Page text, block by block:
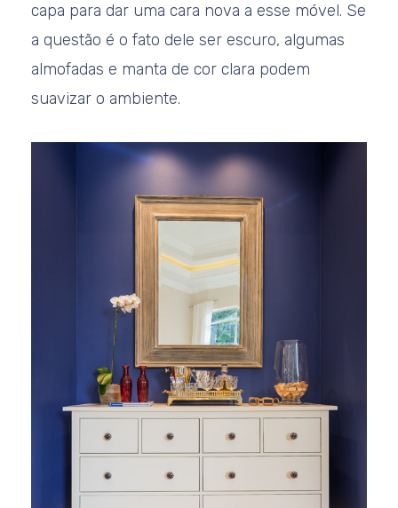
capa para dar uma cara nova a esse móvel. Se
a questão é o fato dele ser escuro, algumas
almofadas e manta de cor clara podem
suavizar o ambiente.